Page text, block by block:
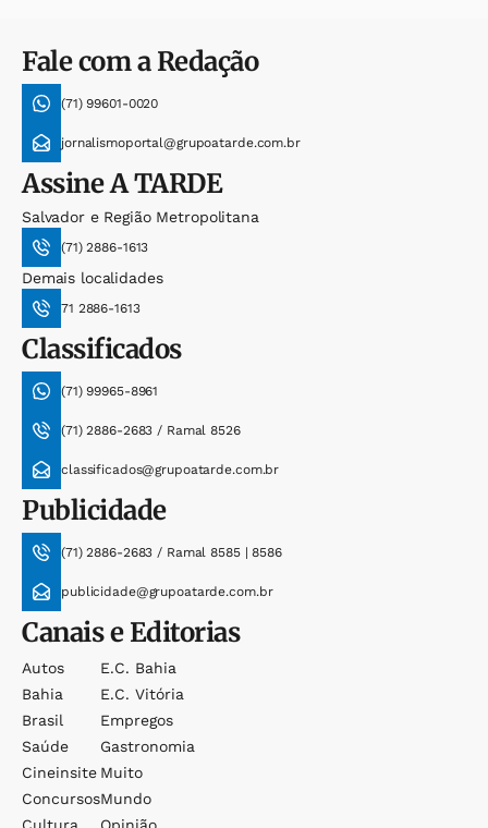
Fale com a Redação
(71) 99601-0020
jornalismoportal@grupoatarde.com.br
AssineA TARDE
Salvador e Região Metropolitana
(71) 2886-1613
Demais localidades
71 2886-1613
Classificados
(71) 99965-8961
(71) 2886-2683 / Ramal 8526
classificados@grupoatarde.com.br
Publicidade
(71) 2886-2683 / Ramal 8585 | 8586
publicidade@grupoatarde.com.br
Canais e Editorias
Autos
Bahia
Brasil
Saúde
Cineinsite
Concursos
E.c. Bahia
E.c. Vitória
Empregos
Gastronomia
Muito
Mundo